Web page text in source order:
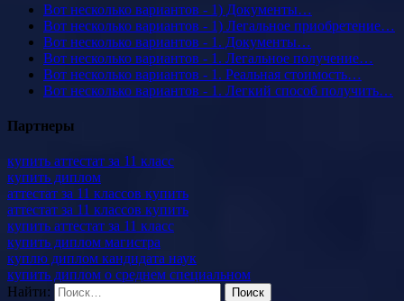
Вот несколько вариантов - 1) Документы…
Вот несколько вариантов - 1) Легальное приобретение…
Вот несколько вариантов - 1. Документы…
Вот несколько вариантов - 1. Легальное получение…
Вот несколько вариантов - 1. Реальная стоимость…
Вот несколько вариантов - 1. Легкий способ получить…
Партнеры
купить аттестат за 11 класс
купить диплом
аттестат за 11 классов купить
аттестат за 11 классов купить
купить аттестат за 11 класс
купить диплом магистра
куплю диплом кандидата наук
купить диплом о среднем специальном
Найти: